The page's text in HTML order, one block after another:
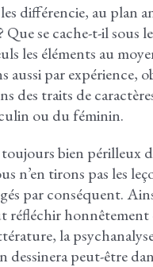
différencie, au plan
se cache-t-il sous
les éléments au
par expérience,
traits de
ou du féminin.
bien périlleux
n’en tirons pas les
par conséquent.
réfléchir
la
dessinera peut-être